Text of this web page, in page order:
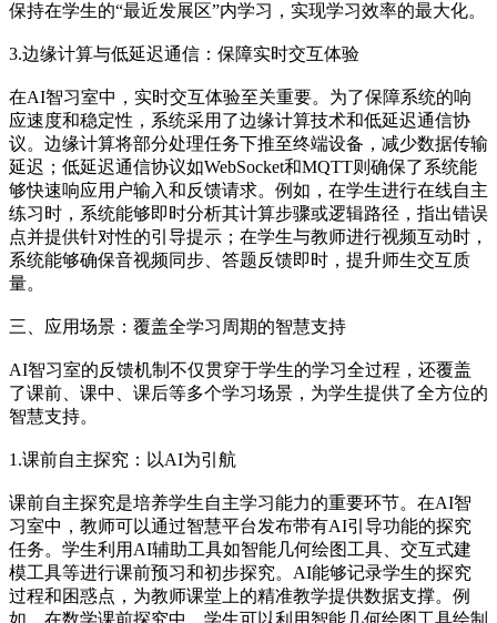
保持在学生的“最近发展区”内学习，实现学习效率的最大化。
3.边缘计算与低延迟通信：保障实时交互体验
在AI智习室中，实时交互体验至关重要。为了保障系统的响
应速度和稳定性，系统采用了边缘计算技术和低延迟通信协
议。边缘计算将部分处理任务下推至终端设备，减少数据传输
延迟；低延迟通信协议如WebSocket和MQTT则确保了系统能
够快速响应用户输入和反馈请求。例如，在学生进行在线自主
练习时，系统能够即时分析其计算步骤或逻辑路径，指出错误
点并提供针对性的引导提示；在学生与教师进行视频互动时，
系统能够确保音视频同步、答题反馈即时，提升师生交互质
量。
三、应用场景：覆盖全学习周期的智慧支持
AI智习室的反馈机制不仅贯穿于学生的学习全过程，还覆盖
了课前、课中、课后等多个学习场景，为学生提供了全方位的
智慧支持。
1.课前自主探究：以AI为引航
课前自主探究是培养学生自主学习能力的重要环节。在AI智
习室中，教师可以通过智慧平台发布带有AI引导功能的探究
任务。学生利用AI辅助工具如智能几何绘图工具、交互式建
模工具等进行课前预习和初步探究。AI能够记录学生的探究
过程和困惑点，为教师课堂上的精准教学提供数据支撑。例